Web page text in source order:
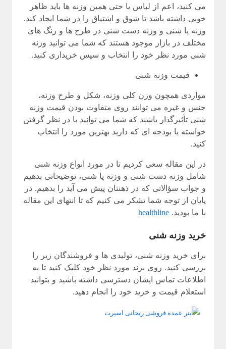
می کنید، اعم از لباس یا حتی همین وزنه ها باید ظاهر
خوبی داشته باشد تا شوق و اشتیاق را در شما ایجاد کند.
وزنه پا شنی و وزنه دست شنی در طرح ها و رنگ های
مختلف در بازار موجود هستند که شما می توانید وزنه
شنی مورد نظر خود را انتخاب و سپس خریداری کنید.
قیمت وزنه شنی
مواردی همچون وزن کلی وزنه، شکل و طرح وزنه،
جنس و غیره می توانند روی متفاوت بودن قیمت وزنه
شنی تأثیرگذار باشند که شما می توانید با در نظر گرفتن
خواسته یا بودجه ای که دارید بهترین مورد را انتخاب
کنید.
در این مقاله سعی کردیم تا در مورد انواع وزنه شنی
شامل وزنه دست شنی و وزنه پا شنی، توضیحاتی بدهیم
و جواب سؤالاتی که در ذهنتان پیش می آید را بدهیم. در
پایان از توجه شما تشکر می کنیم که تا انتهای این مقاله
با ما بودید. healthline
خرید وزنه شنی
برای خرید وزنه شنی، تولیدی ها و فروشندگان زیر را
بررسی کنید. روی برند مورد نظر خود کلیک کنید تا به
اطلاعات تماس ایشان دسترسی داشته باشید و بتوانید
استعلام قیمت و خرید خود را انجام دهید.